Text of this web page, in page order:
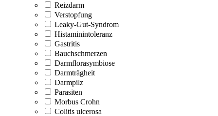
Reizdarm
Verstopfung
Leaky-Gut-Syndrom
Histaminintoleranz
Gastritis
Bauchschmerzen
Darmflorasymbiose
Darmträgheit
Darmpilz
Parasiten
Morbus Crohn
Colitis ulcerosa